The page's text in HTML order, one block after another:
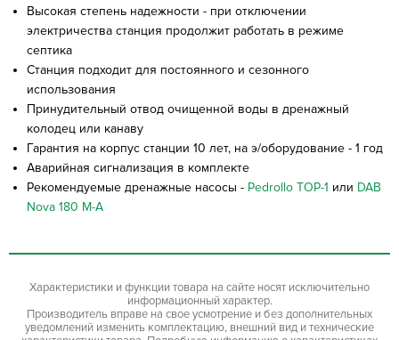
Высокая степень надежности - при отключении
электричества станция продолжит работать в режиме
септика
Станция подходит для постоянного и сезонного
использования
Принудительный отвод очищенной воды в дренажный
колодец или канаву
Гарантия на корпус станции 10 лет, на э/оборудование - 1 год
Аварийная сигнализация в комплекте
Рекомендуемые дренажные насосы - Pedrollo TOP-1 или DAB
Nova 180 M-A
Характеристики и функции товара на сайте носят исключительно
информационный характер.
Производитель вправе на свое усмотрение и без дополнительных
уведомлений изменить комплектацию, внешний вид и технические